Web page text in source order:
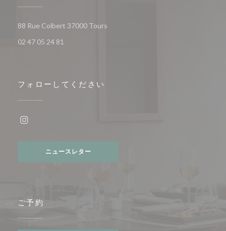
88 Rue Colbert 37000 Tours
02 47 05 24 81
フォローしてください
ニュースレター
ご予約